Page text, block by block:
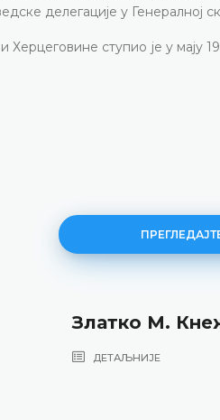
делегације у Генералној
ступио је у мају
Златко М.
ДЕТАЉНИЈЕ